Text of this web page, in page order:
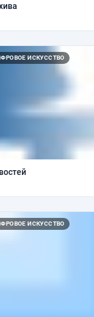
ИСКУССТВО
ИСКУССТВО